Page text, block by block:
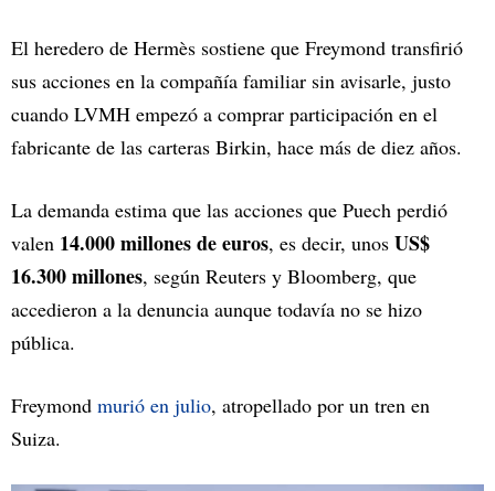
El heredero de Hermès sostiene que Freymond transfirió
sus acciones en la compañía familiar sin avisarle, justo
cuando LVMH empezó a comprar participación en el
fabricante de las carteras Birkin, hace más de diez años.
La demanda estima que las acciones que Puech perdió
valen 14.000 millones de euros, es decir, unos US$
16.300 millones, según Reuters y Bloomberg, que
accedieron a la denuncia aunque todavía no se hizo
pública.
Freymond murió en julio, atropellado por un tren en
Suiza.